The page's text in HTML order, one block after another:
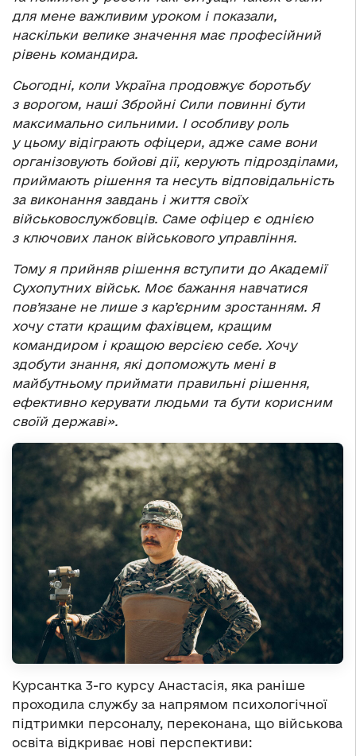
для мене важливим уроком і показали,
наскільки велике значення має професійний
рівень командира.
Сьогодні, коли Україна продовжує боротьбу
з ворогом, наші Збройні Сили повинні бути
максимально сильними. І особливу роль
у цьому відіграють офіцери, адже саме вони
організовують бойові дії, керують підрозділами,
приймають рішення та несуть відповідальність
за виконання завдань і життя своїх
військовослужбовців. Саме офіцер є однією
з ключових ланок військового управління.
Тому я прийняв рішення вступити до Академії
Сухопутних військ. Моє бажання навчатися
пов’язане не лише з кар’єрним зростанням. Я
хочу стати кращим фахівцем, кращим
командиром і кращою версією себе. Хочу
здобути знання, які допоможуть мені в
майбутньому приймати правильні рішення,
ефективно керувати людьми та бути корисним
своїй державі».
Курсантка 3-го курсу Анастасія, яка раніше
проходила службу за напрямом психологічної
підтримки персоналу, переконана, що військова
освіта відкриває нові перспективи: